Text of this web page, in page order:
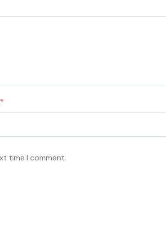
*
time I comment.